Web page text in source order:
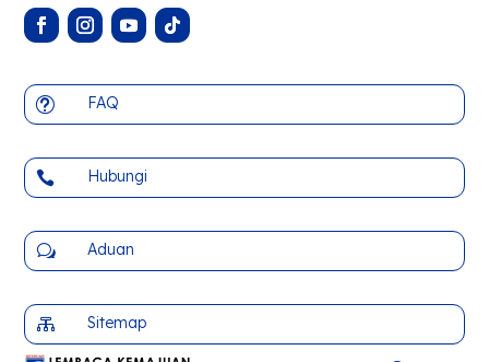
t FAQ
 Hubungi
w Aduan
 Sitemap